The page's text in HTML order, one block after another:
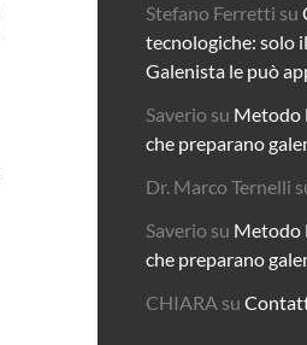
Stefano Ferretti su
tecnologiche: solo
Galenista le può
Saverio su Metodo
che preparano
Dr. Marco Ternelli
Saverio su Metodo
che preparano
CHIARA su